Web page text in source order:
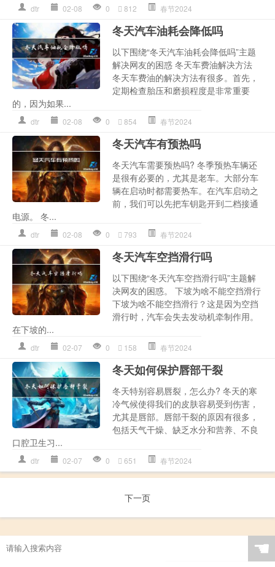
dtr 02-08 0 812 春节2024
冬天汽车油耗会降低吗
以下围绕“冬天汽车油耗会降低吗”主题
解决网友的困惑 冬天车费油解决方法
冬天车费油的解决方法有很多。首先，
定期检查胎压和磨损程度是非常重要
的，因为如果...
dtr 02-08 0 854 春节2024
冬天汽车有预热吗
冬天汽车需要预热吗? 冬季预热车辆还
是很有必要的，尤其是老车。大部分车
辆在启动时都需要热车。在汽车启动之
前，我们可以先把车钥匙开到二档接通
电源。 冬...
dtr 02-08 0 793 春节2024
冬天汽车空挡滑行吗
以下围绕“冬天汽车空挡滑行吗”主题解
决网友的困惑。 下坡为啥不能空挡滑行
下坡为啥不能空挡滑行？这是因为空挡
滑行时，汽车会失去发动机牵制作用。
在下坡的...
dtr 02-07 0 158 春节2024
冬天如何保护唇部干裂
冬天特别容易唇裂，怎么办? 冬天的寒
冷气候使得我们的皮肤容易受到伤害，
尤其是唇部。唇部干裂的原因有很多，
包括天气干燥、缺乏水分和营养、不良
口腔卫生习...
dtr 02-07 0 651 春节2024
下一页
☚